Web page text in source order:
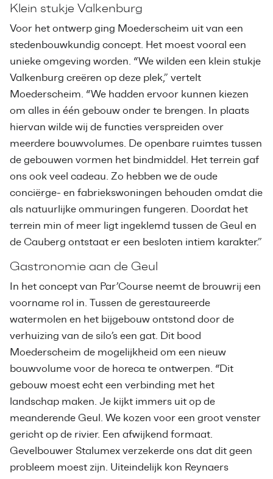
Klein stukje Valkenburg
Voor het ontwerp ging Moederscheim uit van een
stedenbouwkundig concept. Het moest vooral een
unieke omgeving worden. “We wilden een klein stukje
Valkenburg creëren op deze plek,” vertelt
Moederscheim. “We hadden ervoor kunnen kiezen
om alles in één gebouw onder te brengen. In plaats
hiervan wilde wij de functies verspreiden over
meerdere bouwvolumes. De openbare ruimtes tussen
de gebouwen vormen het bindmiddel. Het terrein gaf
ons ook veel cadeau. Zo hebben we de oude
conciërge- en fabriekswoningen behouden omdat die
als natuurlijke ommuringen fungeren. Doordat het
terrein min of meer ligt ingeklemd tussen de Geul en
de Cauberg ontstaat er een besloten intiem karakter.”
Gastronomie aan de Geul
In het concept van Par’Course neemt de brouwrij een
voorname rol in. Tussen de gerestaureerde
watermolen en het bijgebouw ontstond door de
verhuizing van de silo’s een gat. Dit bood
Moederscheim de mogelijkheid om een nieuw
bouwvolume voor de horeca te ontwerpen. “Dit
gebouw moest echt een verbinding met het
landschap maken. Je kijkt immers uit op de
meanderende Geul. We kozen voor een groot venster
gericht op de rivier. Een afwijkend formaat.
Gevelbouwer Stalumex verzekerde ons dat dit geen
probleem moest zijn. Uiteindelijk kon Reynaers